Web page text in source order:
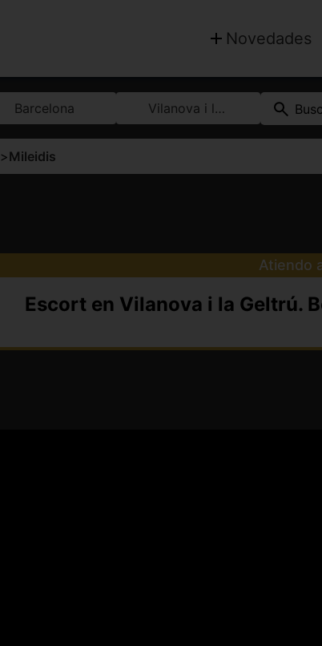
Novedades
Barcelona Vilanova i la Geltrú
>Mileidis
Atiendo
Escort en Vilanova i la Geltrú.